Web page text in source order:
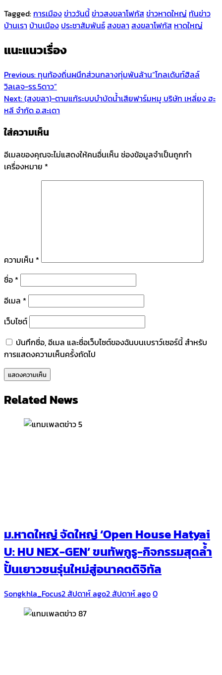
Tagged:การเมืองข่าววันนี้ข่าวสงขลาโฟกัสข่าวหาดใหญ่ ทันข่าว
บ้านเรา บ้านเมือง ประชาสัมพันธ์สงขลา สงขลาโฟกัส หาดใหญ่
แนะแนวเรื่อง
Previous: ทุนท้องถิ่นผนึกส่วนกลางทุ่มพันล้าน“โกลเด้นท์ฮิลล์
วิลเลจ-รร.5ดาว”
Next:(สงขลา)-ตามแก้ระบบบำบัดน้ำเสียฟาร์มหมู บริษัท เหลี่ยง ฮะ
หลี จำกัด อ.สะเดา
ใส่ความเห็น
อีเมลของคุณจะไม่แสดงให้คนอื่นเห็น ช่องข้อมูลจำเป็นถูกทำ
เครื่องหมาย *
ความเห็น *
ชื่อ *
อีเมล *
เว็บไซต์
บันทึกชื่อ, อีเมล และชื่อเว็บไซต์ของฉันบนเบราว์เซอร์นี้ สำหรับ
การแสดงความเห็นครั้งถัดไป
Related News
ม.หาดใหญ่ จัดใหญ่ ‘Open House Hatyai
U: HU NEX-GEN’ ขนทัพกูรู-กิจกรรมสุดล้ำ
ปั้นเยาวชนรุ่นใหม่สู่อนาคตดิจิทัล
Songkhla_Focus2 สัปดาห์ ago2 สัปดาห์ ago0